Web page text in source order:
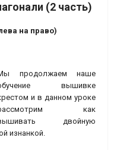
(2 часть)
на право)
продолжаем наше
вышивке
и в данном уроке
как
двойную
изнанкой.